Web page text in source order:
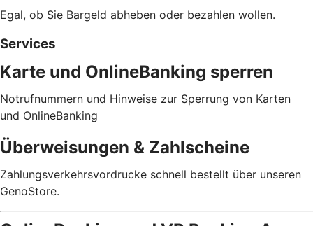
Egal, ob Sie Bargeld abheben oder bezahlen wollen.
Services
Karte und OnlineBanking sperren
Notrufnummern und Hinweise zur Sperrung von Karten
und OnlineBanking
Überweisungen & Zahlscheine
Zahlungsverkehrsvordrucke schnell bestellt über unseren
GenoStore.